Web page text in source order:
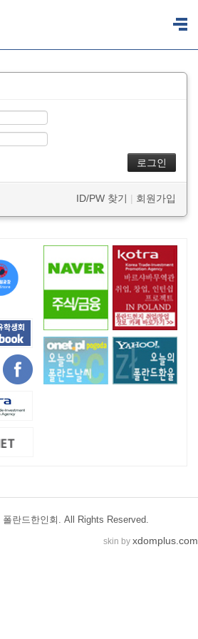
ID/PW 찾기 | 회원가입
란드한인회. All Rights Reserved.
skin by xdomplus.com